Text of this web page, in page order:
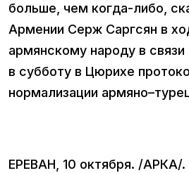
больше, чем когда-либо,
Армении Серж Саргсян в
армянскому народу в
в субботу в Цюрихе
нормализации
ЕРЕВАН, 10 октября. /АРКА/